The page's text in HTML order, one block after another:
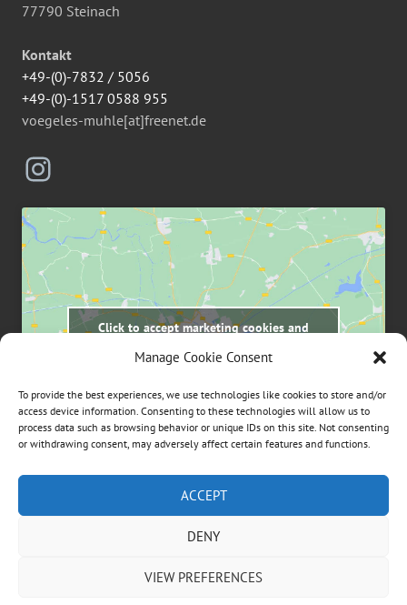
Manage Cookie Consent
To provide the best experiences, we use technologies like cookies to store and/or
access device information. Consenting to these technologies will allow us to
process data such as browsing behavior or unique IDs on this site. Not consenting
or withdrawing consent, may adversely affect certain features and functions.
ACCEPT
DENY
VIEW PREFERENCES
77790 Steinach
Kontakt
+49-(0)-7832 / 5056
+49-(0)-1517 0588 955
voegeles-muhle[at]freenet.de
Instagram
Click to accept marketing cookies and
Suchen